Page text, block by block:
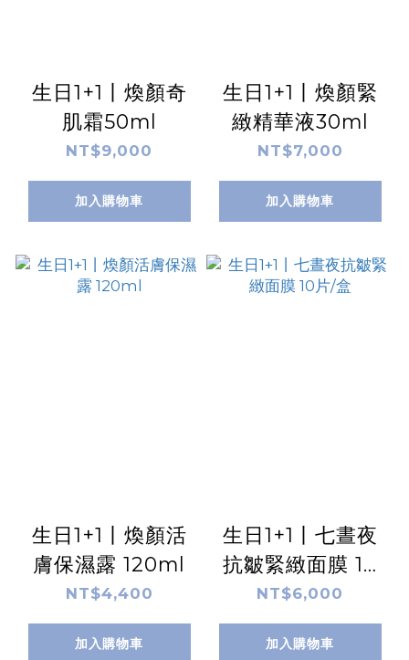
生日1+1丨煥顏奇
肌霜50ml
NT$9,000
加入購物車
生日1+1丨煥顏緊
緻精華液30ml
NT$7,000
加入購物車
生日1+1丨煥顏活
膚保濕露 120ml
NT$4,400
加入購物車
生日1+1丨七晝夜
抗皺緊緻面膜 10
片/盒
NT$6,000
加入購物車